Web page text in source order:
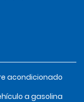
acondicionado
a gasolina